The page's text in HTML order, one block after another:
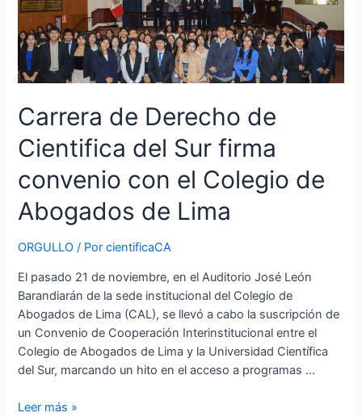
Carrera de Derecho de
Cientifica del Sur firma
convenio con el Colegio de
Abogados de Lima
ORGULLO / PorcientificaCA
El pasado 21 de noviembre, en el Auditorio José León
Barandiarán de la sede institucional del Colegio de
Abogados de Lima (CAL), se llevó a cabo la suscripción de
un Convenio de Cooperación Interinstitucional entre el
Colegio de Abogados de Lima y la Universidad Científica
del Sur, marcando un hito en el acceso a programas …
Sur
firma
convenio
con
el
de
Abogados
de
Lima
Leer más »